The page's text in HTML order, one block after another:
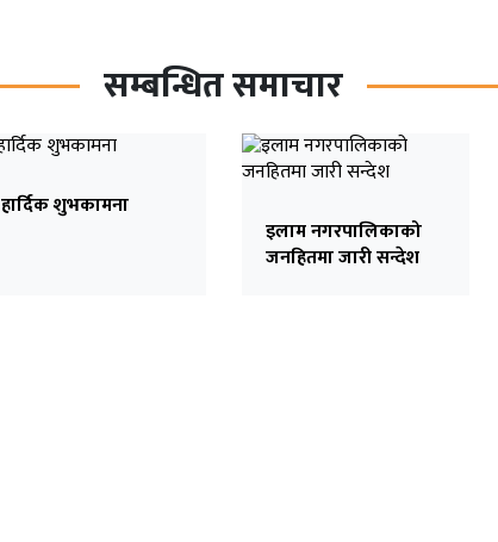
सम्बन्धित समाचार
हार्दिक शुभकामना
इलाम नगरपालिकाको
जनहितमा जारी सन्देश